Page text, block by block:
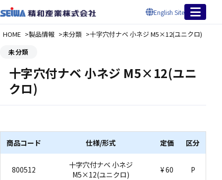
English Site
HOME 製品情報 未分類
十字穴付ナベ 小ネジ M5×12(ユニクロ)
未分類
十字穴付ナベ 小ネジ M5×12(ユニ
クロ)
商品コード 仕様/形式 定価 区分
800512
十字穴付ナベ 小ネジ
M5×12(ユニクロ)
¥ 60 P